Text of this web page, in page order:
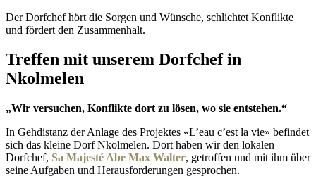
Der Dorfchef hört die Sorgen und Wünsche, schlichtet Konflikte
und fördert den Zusammenhalt.
Treffen mit unserem Dorfchef in
Nkolmelen
„Wir versuchen, Konflikte dort zu lösen, wo sie entstehen.“
In Gehdistanz der Anlage des Projektes «L’eau c’est la vie» befindet
sich das kleine Dorf Nkolmelen. Dort haben wir den lokalen
Dorfchef, Sa Majesté Abe Max Walter, getroffen und mit ihm über
seine Aufgaben und Herausforderungen gesprochen.